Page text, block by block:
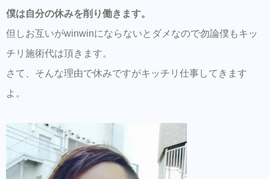
僕は自分の休みを削り働きます。
但しお互いがwinwinにならないとダメなので勿論僕もキッ
チリ施術代は頂きます。
さて、そんな理由で休みですがキッチリ仕事してきます
よ。